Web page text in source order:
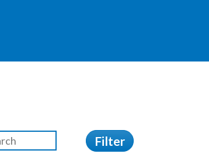
Filter